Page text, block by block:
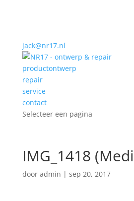
jack@nr17.nl
productontwerp
repair
service
contact
Selecteer een pagina
IMG_1418
door admin | sep 20, 2017